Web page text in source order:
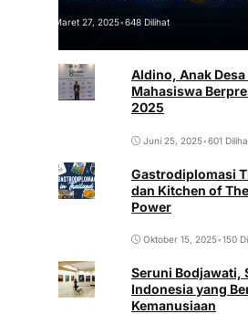
Maret 27, 2025•648 Dilihat
Aldino, Anak
Mahasiswa
2025
Juni 25, 2025•601
Gastrodiplomasi
dan Kitchen of
Power
Oktober 15, 2025•150
Seruni Bodjawati,
Indonesia yang
Kemanusiaan